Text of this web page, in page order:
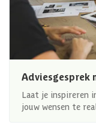
Adviesgesprek
Laat je inspireren
jouw wensen te